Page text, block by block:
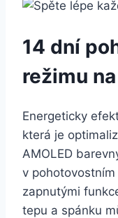
14 dní
režimu
Energeticky
která je
AMOLED
v
zapnutými
tepu a spánku